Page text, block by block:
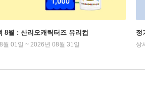
8월 : 산리오캐릭터즈 유리컵
월 01일 ~ 2026년 08월 31일
정
상